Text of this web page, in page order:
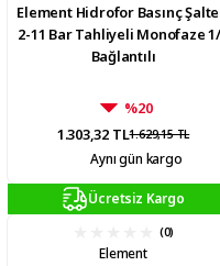
Element Hidrofor Basınç
2-11 Bar Tahliyeli Monofaze
Bağlantılı
%20
1.303,32 TL1.629,15 TL
Aynı gün kargo
Ücretsiz Kargo
(0)
Element